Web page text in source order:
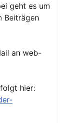
geht es um
Beiträgen
an web-
hier: